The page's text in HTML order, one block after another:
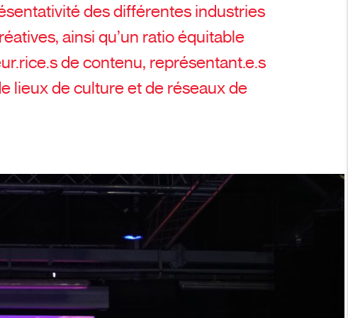
des différentes industries
ainsi qu’un ratio équitable
de contenu, représentant.e.s
lieux de culture et de réseaux de